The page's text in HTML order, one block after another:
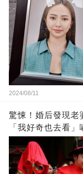
2024/08/11
驚悚！婚后發現老
「我好奇也去看